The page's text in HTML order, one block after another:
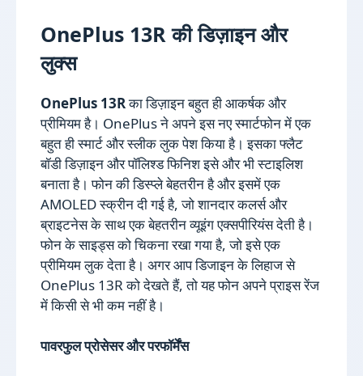
OnePlus 13R की डिज़ाइन और
लुक्स
OnePlus 13Rका डिज़ाइन बहुत ही आकर्षक और
प्रीमियम है। OnePlus ने अपने इस नए स्मार्टफोन में एक
बहुत ही स्मार्ट और स्लीक लुक पेश किया है। इसका फ्लैट
बॉडी डिज़ाइन और पॉलिश्ड फिनिश इसे और भी स्टाइलिश
बनाता है। फोन की डिस्प्ले बेहतरीन है और इसमें एक
AMOLED स्क्रीन दी गई है, जो शानदार कलर्स और
ब्राइटनेस के साथ एक बेहतरीन व्यूइंग एक्सपीरियंस देती है।
फोन के साइड्स को चिकना रखा गया है, जो इसे एक
प्रीमियम लुक देता है। अगर आप डिजाइन के लिहाज से
OnePlus 13R को देखते हैं, तो यह फोन अपने प्राइस रेंज
में किसी से भी कम नहीं है।
पावरफुल प्रोसेसर और परफॉर्मेंस